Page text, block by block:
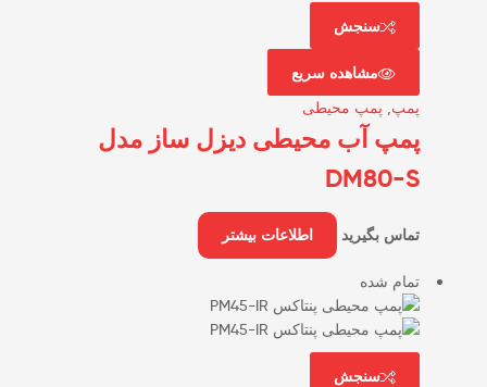
سنجش
مشاهده سریع
پمپ, پمپ محیطی
پمپ آب محیطی دیزل ساز مدل
DM80-S
تماس بگیرید اطلاعات بیشتر
تمام شده
سنجش